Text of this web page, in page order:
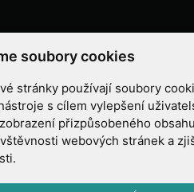
soubory cookies
stránky používají soubory
s cílem vylepšení
přizpůsobeného
webových stránek a